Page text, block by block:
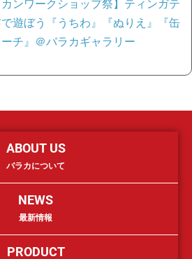
カンワークショップ祭】ティンガテ
遊ぼう『うちわ』『ぬりえ』『缶
チ』＠バラカギャラリー
ABOUT US
バラカについて
NEWS
最新情報
PRODUCT